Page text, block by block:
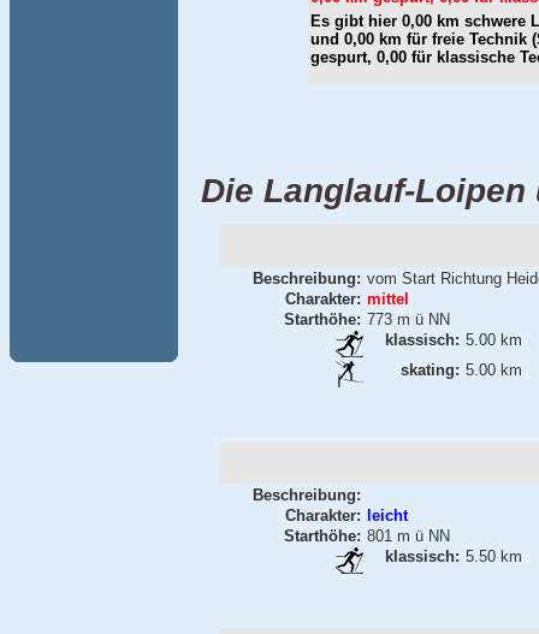
Es gibt hier 0,00 km schwere
und 0,00 km für freie Technik
gespurt, 0,00 für klassische
Die Langlauf-Loipen
Beschreibung: vom Start Richtung
Charakter: mittel
Starthöhe: 773 m ü NN
klassisch: 5.00 km
skating: 5.00 km
Beschreibung:
Charakter:
leicht
Starthöhe: 801 m ü NN
klassisch: 5.50 km